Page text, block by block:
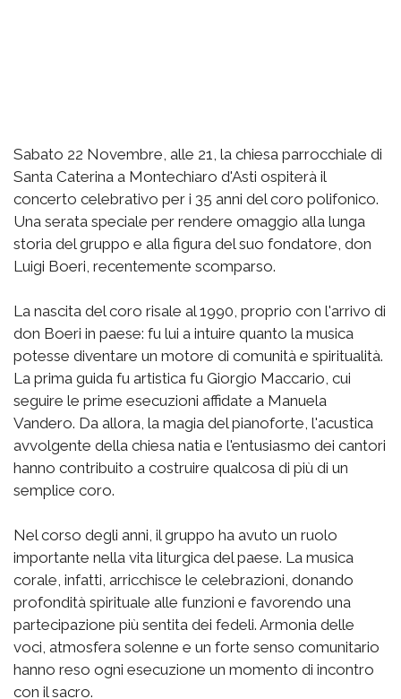
Sabato 22 Novembre, alle 21, la chiesa parrocchiale di
Santa Caterina a Montechiaro d'Asti ospiterà il
concerto celebrativo per i 35 anni del coro polifonico.
Una serata speciale per rendere omaggio alla lunga
storia del gruppo e alla figura del suo fondatore, don
Luigi Boeri, recentemente scomparso.
La nascita del coro risale al 1990, proprio con l'arrivo di
don Boeri in paese: fu lui a intuire quanto la musica
potesse diventare un motore di comunità e spiritualità.
La prima guida fu artistica fu Giorgio Maccario, cui
seguire le prime esecuzioni affidate a Manuela
Vandero. Da allora, la magia del pianoforte, l'acustica
avvolgente della chiesa natia e l'entusiasmo dei cantori
hanno contribuito a costruire qualcosa di più di un
semplice coro.
Nel corso degli anni, il gruppo ha avuto un ruolo
importante nella vita liturgica del paese. La musica
corale, infatti, arricchisce le celebrazioni, donando
profondità spirituale alle funzioni e favorendo una
partecipazione più sentita dei fedeli. Armonia delle
voci, atmosfera solenne e un forte senso comunitario
hanno reso ogni esecuzione un momento di incontro
con il sacro.